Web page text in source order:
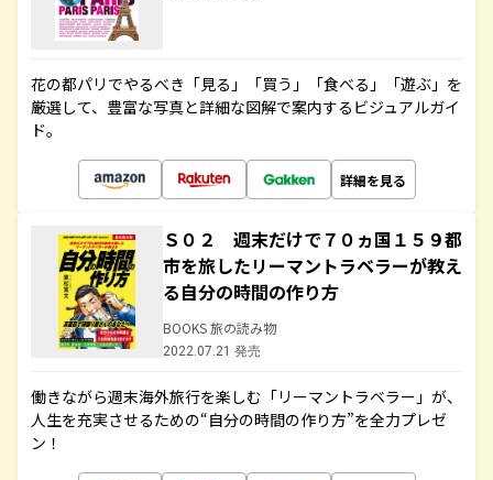
花の都パリでやるべき「見る」「買う」「食べる」「遊ぶ」を
厳選して、豊富な写真と詳細な図解で案内するビジュアルガイ
ド。
詳細を見る
Ｓ０２ 週末だけで７０ヵ国１５９都
市を旅したリーマントラベラーが教え
る自分の時間の作り方
BOOKS 旅の読み物
2022.07.21 発売
働きながら週末海外旅行を楽しむ「リーマントラベラー」が、
人生を充実させるための“自分の時間の作り方”を全力プレゼ
ン！